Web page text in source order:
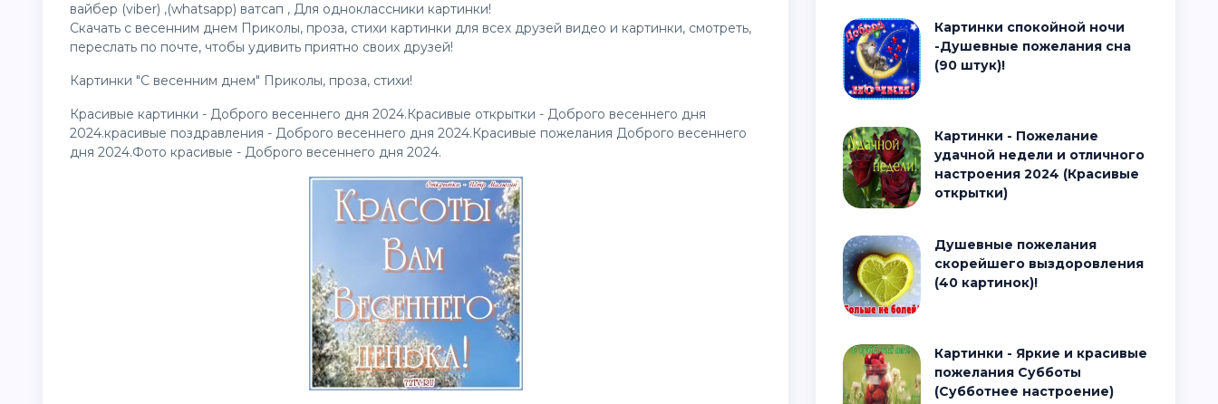
вайбер (viber) ,(whatsapp) ватсап , Для одноклассники картинки!
Скачать с весенним днем Приколы, проза, стихи картинки для всех друзей видео и картинки, смотреть,
переслать по почте, чтобы удивить приятно своих друзей!
Картинки "С весенним днем" Приколы, проза, стихи!
Красивые картинки - Доброго весеннего дня 2024.Красивые открытки - Доброго весеннего дня
2024.красивые поздравления - Доброго весеннего дня 2024.Красивые пожелания Доброго весеннего
дня 2024.Фото красивые - Доброго весеннего дня 2024.
Картинки спокойной ночи
-Душевные пожелания сна
(90 штук)!
Картинки - Пожелание
удачной недели и отличного
настроения 2024 (Красивые
открытки)
Душевные пожелания
скорейшего выздоровления
(40 картинок)!
Картинки - Яркие и красивые
пожелания Субботы
(Субботнее настроение)